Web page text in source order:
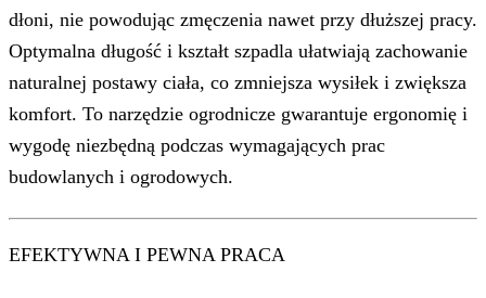
dłoni, nie powodując zmęczenia nawet przy dłuższej pracy.
Optymalna długość i kształt szpadla ułatwiają zachowanie
naturalnej postawy ciała, co zmniejsza wysiłek i zwiększa
komfort. To narzędzie ogrodnicze gwarantuje ergonomię i
wygodę niezbędną podczas wymagających prac
budowlanych i ogrodowych.
EFEKTYWNA I PEWNA PRACA